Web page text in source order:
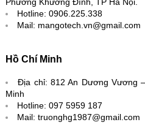
Hotline: 0906.225.338
Mail: mangotech.vn@gmail.com
Hồ Chí Minh
Địa chỉ: 812 An Dương Vương
Minh
Hotline: 097 5959 187
Mail: truonghg1987@gmail.com